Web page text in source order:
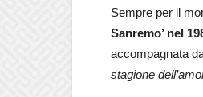
Sempre per il
Sanremo’ nel
accompagnata
stagione